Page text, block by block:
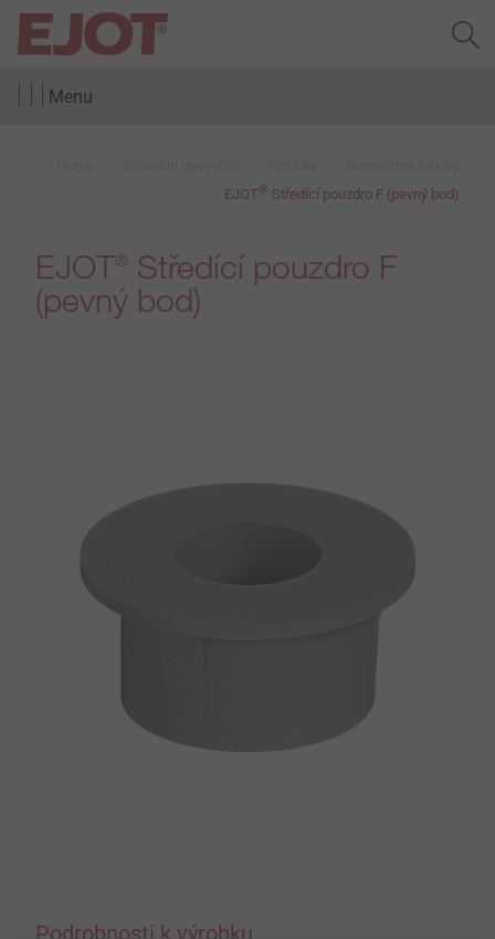
Menu
EJOT® Středící pouzdro F (pevný bod)
EJOT® Středící pouzdro F
(pevný bod)
Podrobnosti k výrobku